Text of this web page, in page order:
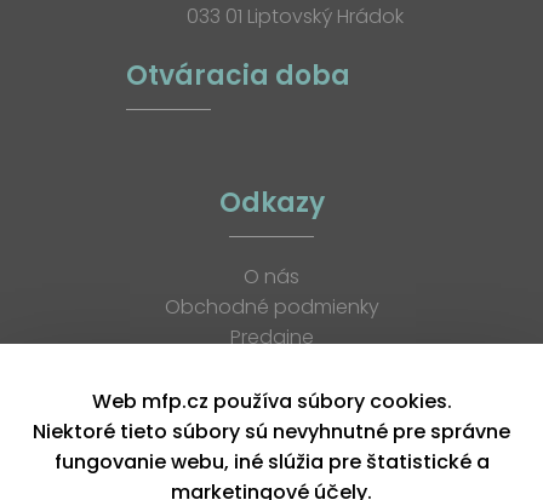
033 01 Liptovský Hrádok
Otváracia doba
Odkazy
O nás
Obchodné podmienky
Predajne
K stiahnutiu
Blog
Kontakt
Kariéra
Web mfp.cz používa súbory cookies.
Niektoré tieto súbory sú nevyhnutné pre správne
fungovanie webu, iné slúžia pre štatistické a
marketingové účely.